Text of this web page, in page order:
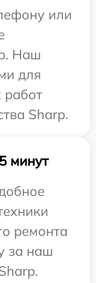
или
Наш
для
работ
Sharp.
минут
ремонта
за наш